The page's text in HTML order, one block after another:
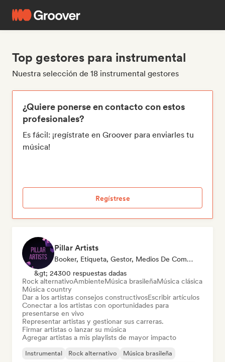
Top gestores para instrumental
Nuestra selección de 18 instrumental gestores
¿Quiere ponerse en contacto con estos
profesionales?
Es fácil: ¡regístrate en Groover para enviarles tu
música!
Regístrese
Pillar Artists
Booker, Etiqueta, Gestor, Medios De Comunicación/Periodista, Mentor, Playlist Curator
&gt; 24300 respuestas dadas
Rock alternativoAmbienteMúsica brasileñaMúsica clásica
Música country
Dar a los artistas consejos constructivosEscribir artículos
Conectar a los artistas con oportunidades para
presentarse en vivo
Representar artistas y gestionar sus carreras.
Firmar artistas o lanzar su música
Agregar artistas a mis playlists de mayor impacto
Instrumental Rock alternativo
Música brasileña